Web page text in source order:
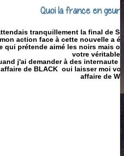
Quoi la france en
tranquillement la final de
action face à cette nouvelle a
qui prétende aimé les noirs mais
votre véritable
j'ai demander à des internaute
de BLACK oui laisser moi
affaire de